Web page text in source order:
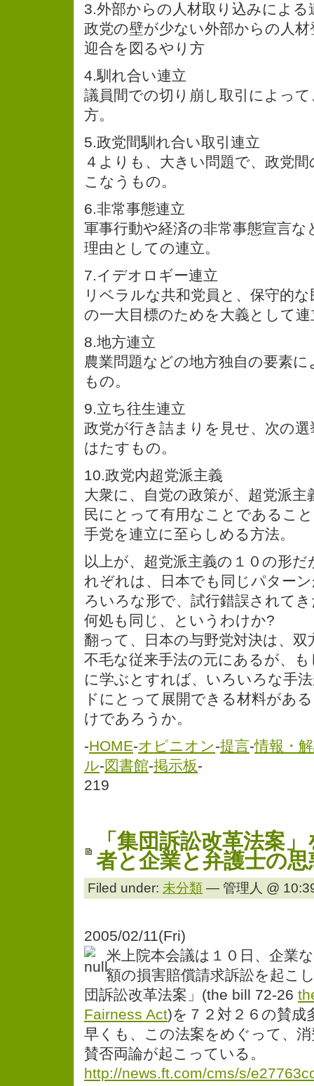
3.外部からの人材取り込みによる
政党の壁が少ない外部からの人
迎合を図るやり方
4.馴れ合い連立
議員間での切り崩し取引によっ
方。
5.政党間馴れ合い取引連立
４よりも、大きい問題で、政党
こなうもの。
6.非常事態連立
軍事行動や経済の非常事態宣言
理由としての連立。
7.イデオロギー連立
リベラルな共和党員と、保守的
の一大目標のためを大義として
8.地方連立
農業問題などの地方独自の要素
もの。
9.立ち往生連立
政党が行き詰まりを見せ、次の
はたすもの。
10.政党内超党派主義
大衆に、自党の政策が、超党派
民にとって有用なことであるこ
手党を連立に至らしめる方法。
以上が、超党派主義の１０の形
れぞれは、日本でも同じパター
ろいろな形で、試行錯誤されて
何処も同じ、というわけか?
翻って、日本の与野党対決は、
不毛な従来手法の元にあるが、
に学ぶとすれば、いろいろな手
ドにとって展開できる材料があ
けであろうか。
-HOME-オピニオン-提言-情報・
ル-図書館-掲示板-
219
「集団訴訟改革法案
者と企業と弁護士の思
Filed under: 未分類 — 管理人 @
2005/02/11(Fri)
米上院本会議は１０日、企業
額の損害賠償請求訴訟を起こ
団訴訟改革法案」(the bill 72-26
Fairness Act)を７２対２６の賛成
早くも、この法案をめぐって、
賛否両論が起こっている。
http://news.ft.com/cms/s/